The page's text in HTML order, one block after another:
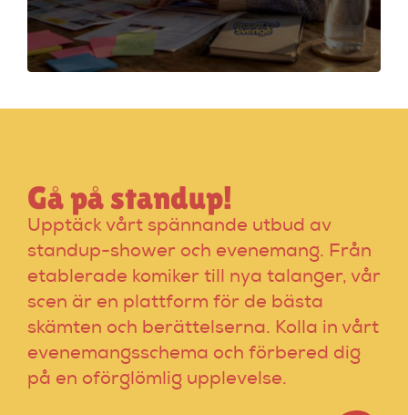
för standup-
arrangörer. Få
insikter om
evenemangskalender
Gå på standup!
Upptäck vårt spännande utbud av
standup-shower och evenemang. Från
etablerade komiker till nya talanger, vår
scen är en plattform för de bästa
skämten och berättelserna. Kolla in vårt
evenemangsschema och förbered dig
på en oförglömlig upplevelse.